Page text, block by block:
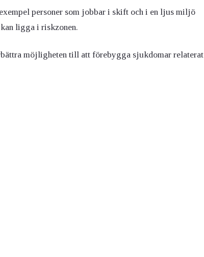
personer som jobbar i skift och i en ljus miljö
ligga i riskzonen.
möjligheten till att förebygga sjukdomar relaterat